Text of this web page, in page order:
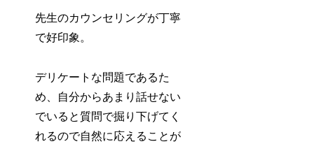
先生のカウンセリングが丁寧
で好印象。
デリケートな問題であるた
め、自分からあまり話せない
でいると質問で掘り下げてく
れるので自然に応えることが